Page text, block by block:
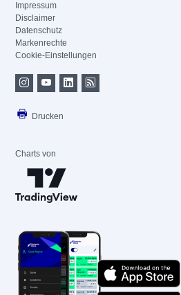
Impressum
Disclaimer
Datenschutz
Markenrechte
Cookie-Einstellungen
Drucken
Charts von